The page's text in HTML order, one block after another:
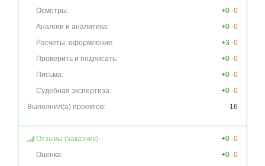
Осмотры:
+0 -0
Аналоги и аналитика:
+0 -0
Расчеты, оформление:
+3 -0
Проверить и подписать:
+0 -0
Письма:
+0 -0
Судебная экспертиза:
+0 -0
Выполнил(а) проектов:
16
Отзывы (заказчик): +0 -0
Оценка:
+0 -0